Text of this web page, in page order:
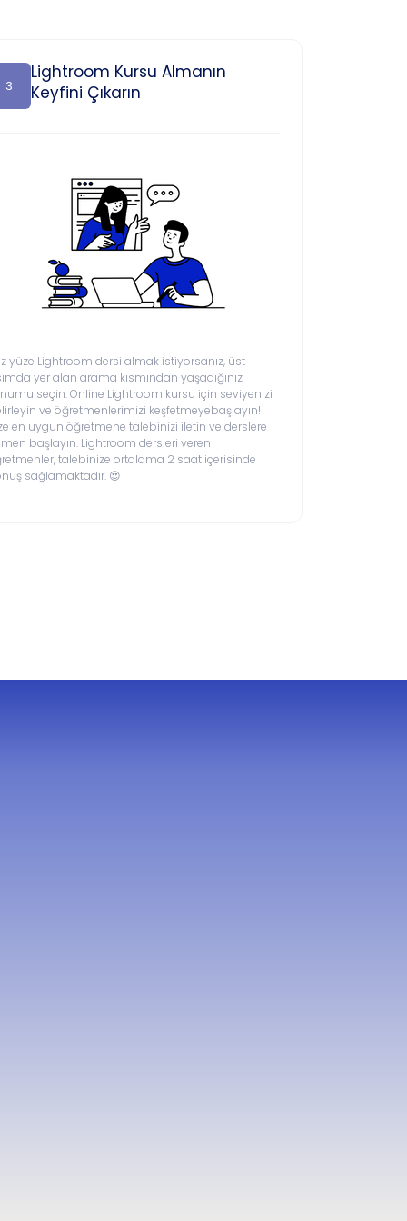
3
Lightroom Kursu Almanın
Keyfini Çıkarın
yüze Lightroom dersi almak istiyorsanız, üst
yer alan arama kısmından yaşadığınız
seçin. Online Lightroom kursu için seviyenizi
ve öğretmenlerimizi keşfetmeyebaşlayın!
en uygun öğretmene talebinizi iletin ve derslere
başlayın. Lightroom dersleri veren
talebinize ortalama 2 saat içerisinde
sağlamaktadır. 😍